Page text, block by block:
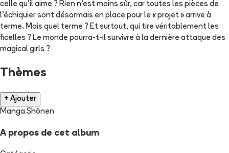
celle qu'il aime ? Rien n'est moins sûr, car toutes les pièces de
l'échiquier sont désormais en place pour le « projet » arrive à
terme. Mais quel terme ? Et surtout, qui tire véritablement les
ficelles ? Le monde pourra-t-il survivre à la dernière attaque des
magical girls ?
Thèmes
+ Ajouter
Manga Shōnen
A propos de cet album